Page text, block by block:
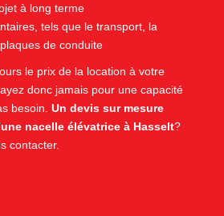
à long terme
tels que le transport, la
de conduite
le prix de la location à votre
donc jamais pour une capacité
besoin. Un devis sur mesure
nacelle élévatrice à Hasselt?
contacter.